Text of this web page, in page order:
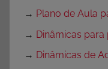
→ Plano de Aula
→ Dinâmicas
→ Dinâmicas de